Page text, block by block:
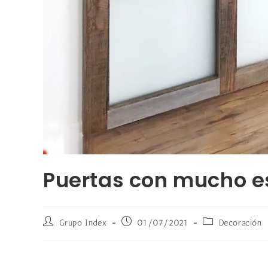
Puertas con mucho
Grupo Index 01/07/2021 Decoración